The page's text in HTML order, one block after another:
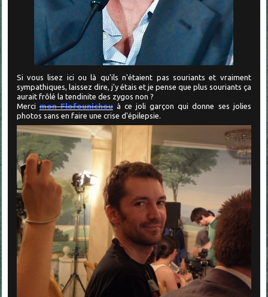
Si vous lisez ici ou là qu'ils n'étaient pas souriants et vraiment
sympathiques, laissez dire, j'y étais et je pense que plus souriants ça
aurait frôlé la tendinite des zygos non ?
Mercimon Flofounichouà ce joli garçon qui donne ses jolies
photos sans en faire une crise d'épilepsie.